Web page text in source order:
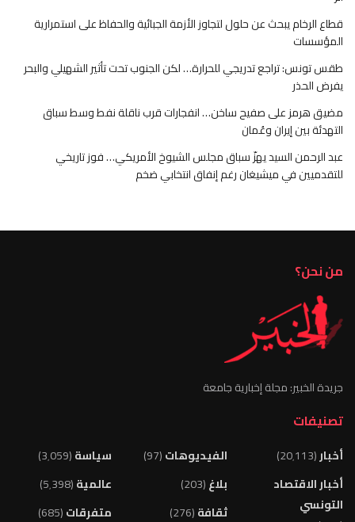
قطاع الرخام يبحث عن حلول لتجاوز الأزمة الجبائية والحفاظ على استمرارية
المؤسسات
طقس تونس: تراجع تدريجي للحرارة… لكن الجنوب تحت تأثير الشهيلي والبحر
يفرض الحذر
مضيق هرمز على صفيح ساخن… انفجارات قرب ناقلة نفط وسط سباق
التهدئة بين إيران وعُمان
عبد الرحمن السيد يهزّ سباق مجلس الشيوخ الأمريكي… فوز تاريخي
للتقدميين في ميشيغان رغم إنفاق انتخابي ضخم
من نحن؟
جريدة الخبير: مجلة إخبارية جامعة
تصنيفات
أخبار(20٬113)
أخبار الاقتصاد
التونسي
الفيديوهات(97)
بلاغ(203)
ثقافة(276)
سياسة(3٬059)
عالمية(5٬398)
متفرقات(685)